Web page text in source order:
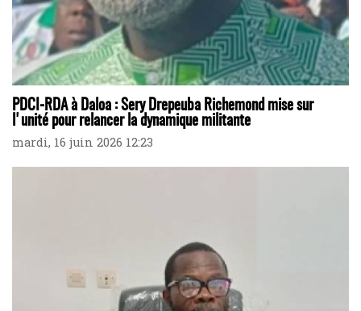
PDCI-RDA à Daloa : Sery Drepeuba Richemond mise sur
l'unité pour relancer la dynamique militante
mardi, 16 juin 2026 12:23